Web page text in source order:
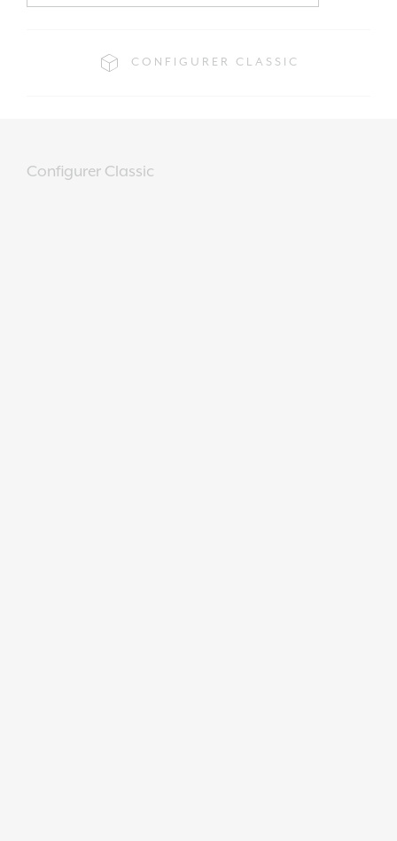
CONFIGURER CLASSIC
Configurer Classic